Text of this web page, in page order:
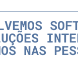
NAS